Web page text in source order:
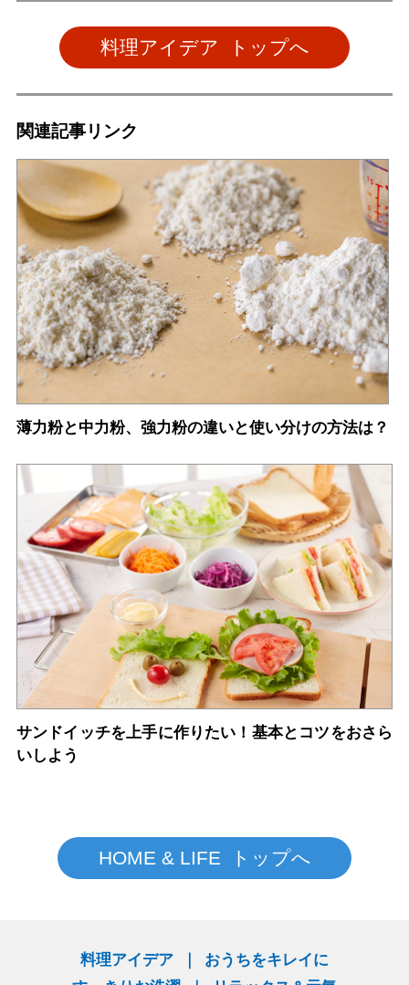
料理アイデア トップへ
関連記事リンク
薄力粉と中力粉、強力粉の違いと使い分けの方法は？
サンドイッチを上手に作りたい！基本とコツをおさら
いしよう
HOME & LIFE トップへ
料理アイデア
おうちをキレイに